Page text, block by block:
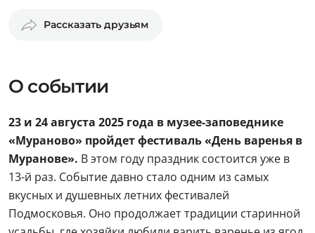
Рассказать друзьям
О событии
23 и 24 августа 2025 года в музее-заповеднике
«Мураново» пройдет фестиваль «День варенья в
Муранове». В этом году праздник состоится уже в
13-й раз. Событие давно стало одним из самых
вкусных и душевных летних фестивалей
Подмосковья. Оно продолжает традиции старинной